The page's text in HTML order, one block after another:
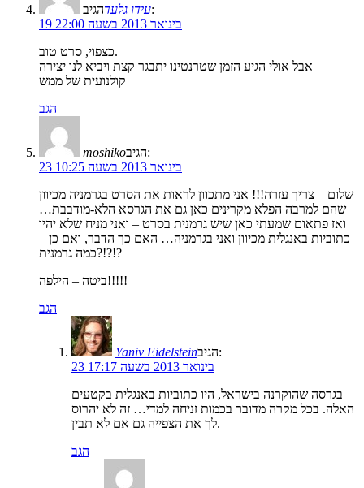
עידו גלעדהגיב:
19 בינואר 2013 בשעה 22:00
כצפוי, סרט טוב.
אבל אולי הגיע הזמן שטרנטינו יתבגר קצת ויביא לנו יצירה
קולנועית של ממש
הגב
moshiko
הגיב:
23 בינואר 2013 בשעה 10:25
שלום – צריך עזרה!!! אני מתכוון לראות את הסרט בגרמניה מכיוון
שהם למרבה הפלא מקרינים כאן גם את הגרסא הלא-מודבבת…
ואז פתאום שמעתי כאן שיש גרמנית בסרט – ואני מניח שלא יהיו
כתוביות באנגלית מכיוון ואני בגרמניה… האם כך הדבר, ואם כן –
כמה גרמנית?!?!?
ביטה – הילפה!!!!!
הגב
Yaniv Eidelstein
הגיב:
23 בינואר 2013 בשעה 17:17
בגרסה שהוקרנה בישראל, היו כתוביות באנגלית בקטעים
האלה. בכל מקרה מדובר בכמות זניחה למדי… זה לא יהרוס
לך את הצפייה גם אם לא תבין.
הגב